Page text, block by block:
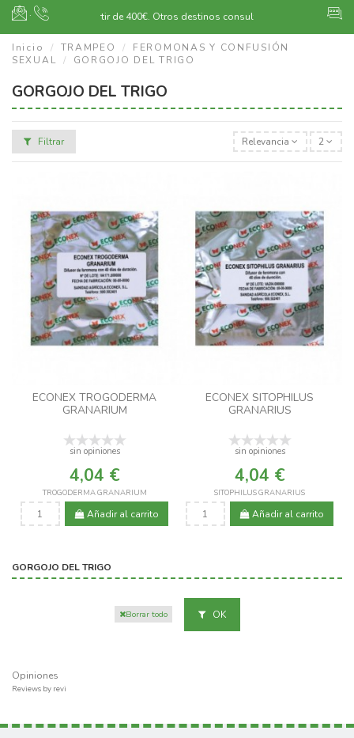
·
Envío gratuito a partir de 400€. Otros destinos consultar
Inicio TRAMPEO
FEROMONAS Y CONFUSIÓN
SEXUAL
GORGOJO DEL TRIGO
GORGOJO DEL TRIGO
Filtrar Relevancia 2
ECONEX TROGODERMA
GRANARIUM
sin opiniones
4,04 €
TROGODERMA GRANARIUM
Añadir al carrito
ECONEX SITOPHILUS
GRANARIUS
sin opiniones
4,04 €
SITOPHILUS GRANARIUS
Añadir al carrito
GORGOJO DEL TRIGO
Borrar todo OK
Opiniones
Reviews by revi